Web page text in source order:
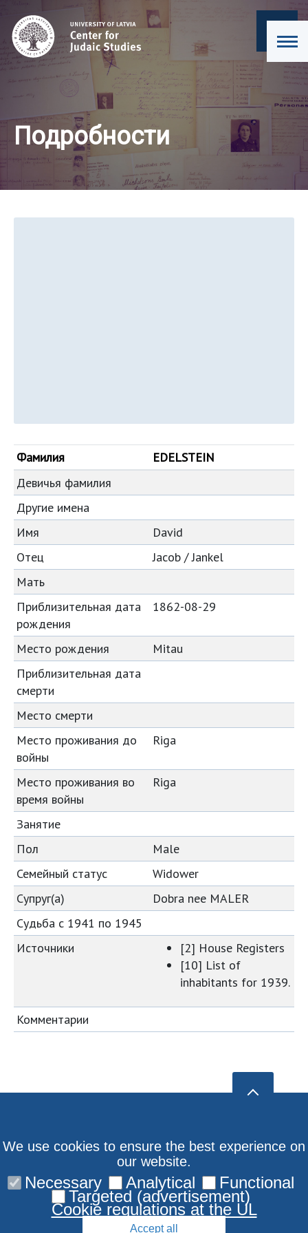
Подробности
Фамилия
EDELSTEIN
Девичья фамилия
Другие имена
Имя
David
Отец
Jacob / Jankel
Мать
Приблизительная дата
рождения
1862-08-29
Место рождения
Mitau
Приблизительная дата
смерти
Место смерти
Место проживания до
войны
Riga
Место проживания во
время войны
Riga
Занятие
Пол
Male
Семейный статус
Widower
Супруг(а)
Dobra nee MALER
Судьба с 1941 по 1945
Источники
[2] House Registers
[10] List of
inhabitants for 1939.
Комментарии
We use cookies to ensure the best experience on
our website.
Necessary Analytical Functional
Targeted (advertisement)
Cookie regulations at the UL
Accept all